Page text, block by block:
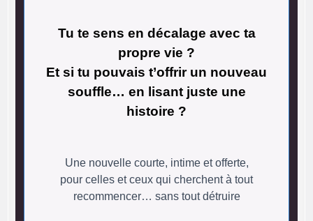
Tu te sens en décalage avec ta
propre vie ?
Et si tu pouvais t’offrir un nouveau
souffle… en lisant juste une
histoire ?
Une nouvelle courte, intime et offerte,
pour celles et ceux qui cherchent à tout
recommencer… sans tout détruire